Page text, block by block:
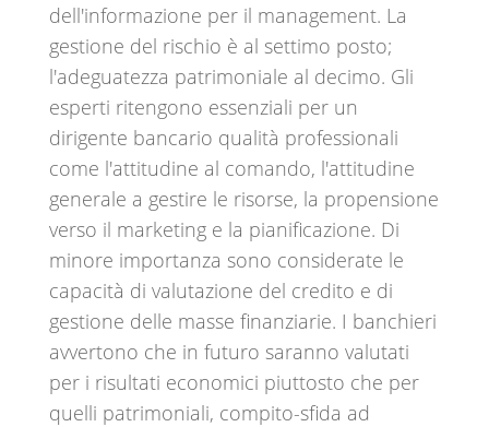
dell'informazione per il management. La
gestione del rischio è al settimo posto;
l'adeguatezza patrimoniale al decimo. Gli
esperti ritengono essenziali per un
dirigente bancario qualità professionali
come l'attitudine al comando, l'attitudine
generale a gestire le risorse, la propensione
verso il marketing e la pianificazione. Di
minore importanza sono considerate le
capacità di valutazione del credito e di
gestione delle masse finanziarie. I banchieri
avvertono che in futuro saranno valutati
per i risultati economici piuttosto che per
quelli patrimoniali, compito-sfida ad